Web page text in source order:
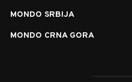
MONDO SRBIJA
MONDO CRNA GORA